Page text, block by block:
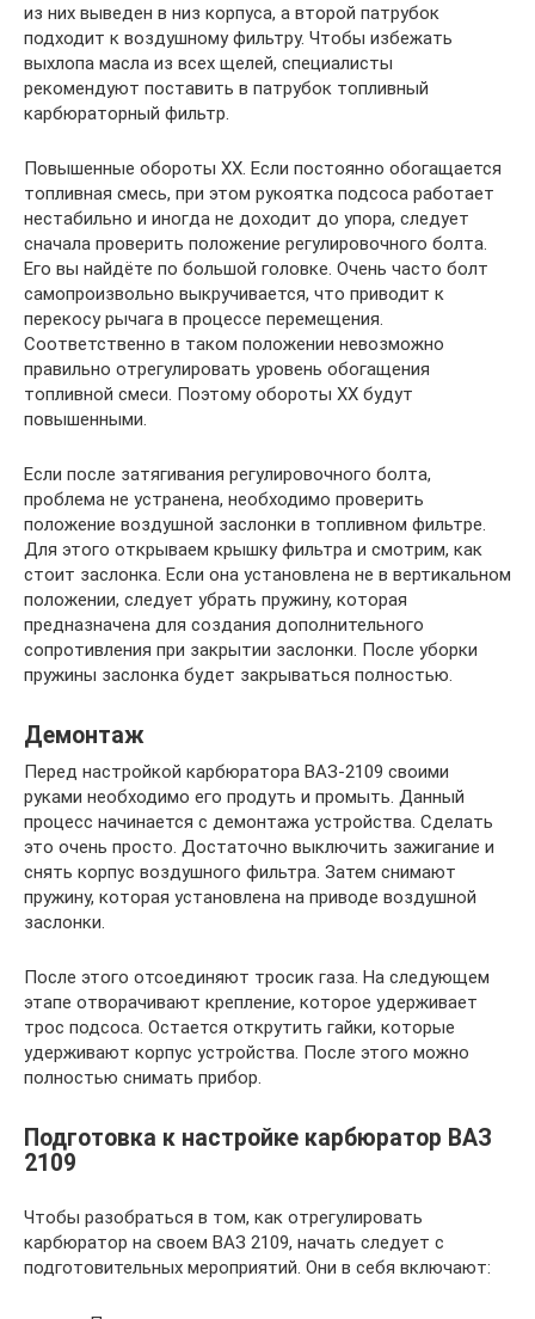
из них выведен в низ корпуса, а второй патрубок
подходит к воздушному фильтру. Чтобы избежать
выхлопа масла из всех щелей, специалисты
рекомендуют поставить в патрубок топливный
карбюраторный фильтр.
Повышенные обороты ХХ. Если постоянно обогащается
топливная смесь, при этом рукоятка подсоса работает
нестабильно и иногда не доходит до упора, следует
сначала проверить положение регулировочного болта.
Его вы найдёте по большой головке. Очень часто болт
самопроизвольно выкручивается, что приводит к
перекосу рычага в процессе перемещения.
Соответственно в таком положении невозможно
правильно отрегулировать уровень обогащения
топливной смеси. Поэтому обороты ХХ будут
повышенными.
Если после затягивания регулировочного болта,
проблема не устранена, необходимо проверить
положение воздушной заслонки в топливном фильтре.
Для этого открываем крышку фильтра и смотрим, как
стоит заслонка. Если она установлена не в вертикальном
положении, следует убрать пружину, которая
предназначена для создания дополнительного
сопротивления при закрытии заслонки. После уборки
пружины заслонка будет закрываться полностью.
Демонтаж
Перед настройкой карбюратора ВАЗ-2109 своими
руками необходимо его продуть и промыть. Данный
процесс начинается с демонтажа устройства. Сделать
это очень просто. Достаточно выключить зажигание и
снять корпус воздушного фильтра. Затем снимают
пружину, которая установлена на приводе воздушной
заслонки.
После этого отсоединяют тросик газа. На следующем
этапе отворачивают крепление, которое удерживает
трос подсоса. Остается открутить гайки, которые
удерживают корпус устройства. После этого можно
полностью снимать прибор.
Подготовка к настройке карбюратор ВАЗ
2109
Чтобы разобраться в том, как отрегулировать
карбюратор на своем ВАЗ 2109, начать следует с
подготовительных мероприятий. Они в себя включают: